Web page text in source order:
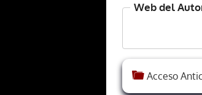
Web del
Acceso